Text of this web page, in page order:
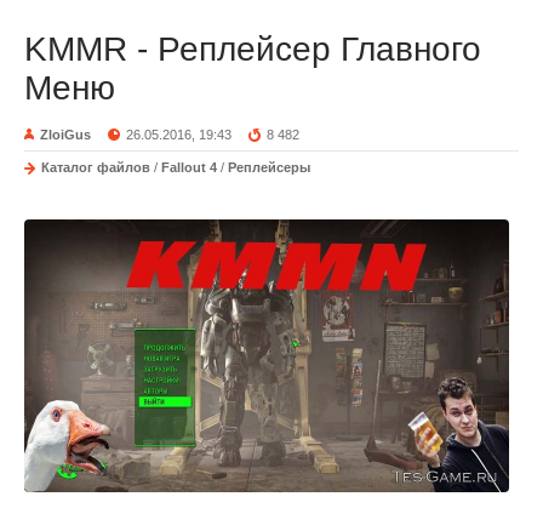
KMMR - Реплейсер Главного
Меню
ZloiGus 26.05.2016, 19:43 8 482
Каталог файлов / Fallout 4 / Реплейсеры